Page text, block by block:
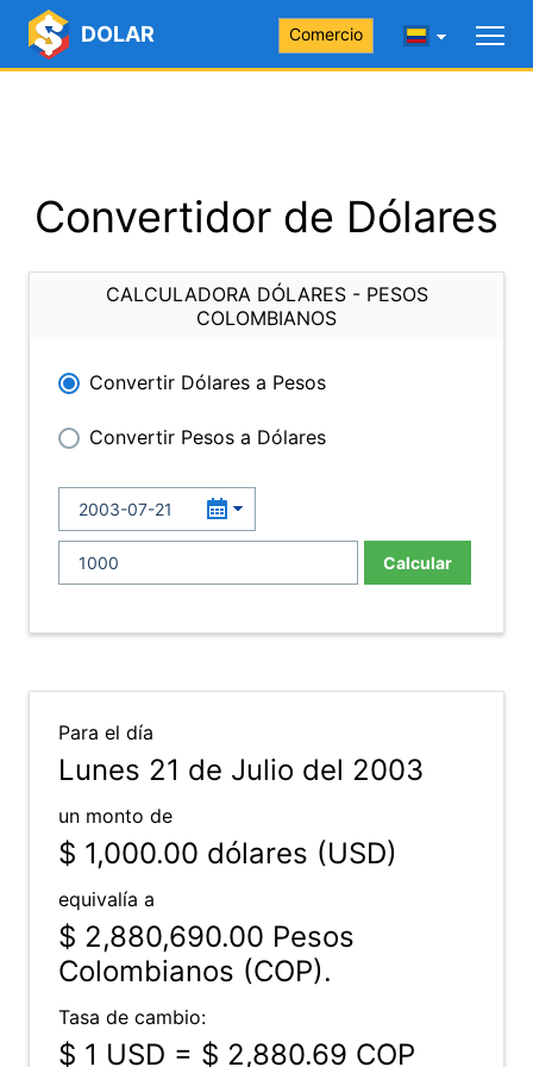
DOLAR Comercio
Convertidor de Dólares
CALCULADORA DÓLARES - PESOS
COLOMBIANOS
Convertir Dólares a Pesos
Convertir Pesos a Dólares
Calcular
Para el día
Lunes 21 de Julio del 2003
un monto de
$ 1,000.00 dólares (USD)
equivalía a
$ 2,880,690.00 Pesos
Colombianos (COP).
Tasa de cambio:
$ 1 USD = $ 2,880.69 COP